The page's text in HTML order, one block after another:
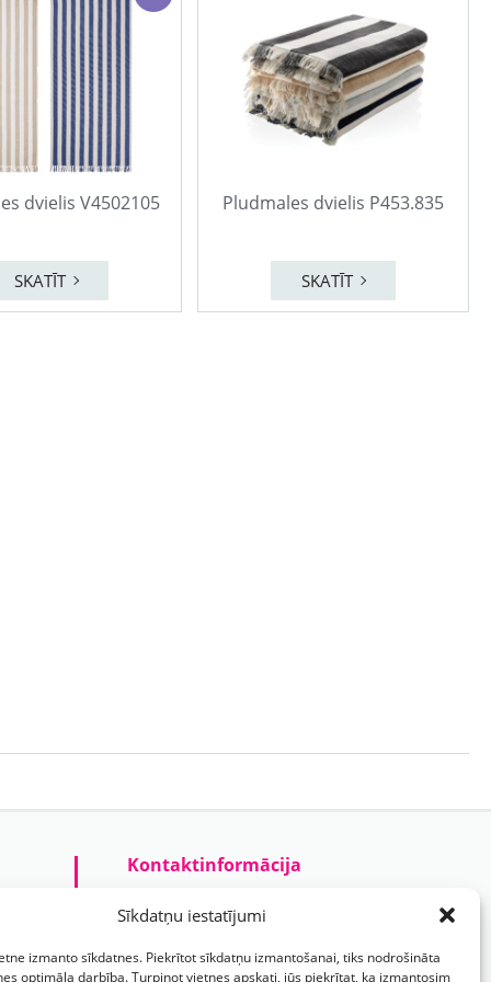
Sīkdatņu iestatījumi
izmanto sīkdatnes. Piekrītot sīkdatņu izmantošanai, tiks nodrošināta
optimāla darbība. Turpinot vietnes apskati, jūs piekrītat, ka izmantosim
dvielis V4502105
SKATĪT
Pludmales dvielis P453.835
SKATĪT
Kontaktinformācija
Prezentreklāmas aģentūra “PARIS”
Tālr.:(+371) 29118114